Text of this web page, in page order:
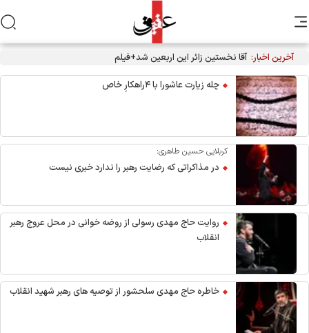
آخرین اخبار: آقا نخستین زائر این اربعین شد+فیلم
چله زیارت عاشورا با ۴راهکارِ خاص
کربلایی حسین طاهری:
در مذاکراتی که رضایت رهبر را ندارد خبری نیست
روایت حاج مهدی رسولی از روضه خوانی در محل عروج رهبر
انقلاب
خاطره حاج مهدی سلحشور از توصیه های رهبر شهید انقلاب